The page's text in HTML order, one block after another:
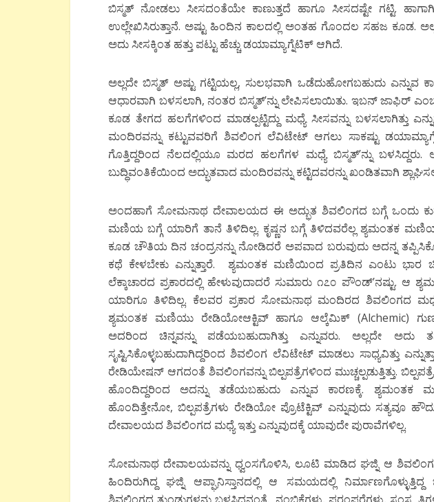
ಬಿಸ್ಮತ್ ನೋಡಲು ಸೀಸದಂತೆಯೇ ಕಾಣುತ್ತದೆ ಹಾಗೂ ಸೀಸದಷ್ಟೇ ಗಟ್ಟಿ.
ಉಲ್ಲೇಖಿಸಿರುತ್ತಾನೆ. ಅಷ್ಟು ಹಿಂದಿನ ಕಾಲದಲ್ಲಿ ಅಂತಹ ಗೊಂದಲ ಸಹಜ ಕೂಡ.
ಅದು ಸೀಸಕ್ಕಿಂತ ಹತ್ತು ಪಟ್ಟು ಹೆಚ್ಚು ಡಯಾಮ್ಯಾಗ್ನೆಟಿಕ್ ಆಗಿದೆ.
ಅಲ್ಲದೇ ಬಿಸ್ಮತ್ ಅಷ್ಟು ಗಟ್ಟಿಯಲ್ಲ, ಸುಲಭವಾಗಿ ಒಡೆದುಹೋಗಬಹುದು ಎನ್ನುವ
ಆಧಾರವಾಗಿ ಬಳಸಲಾಗಿ, ನಂತರ ಬಿಸ್ಮತ್’ನ್ನು ಲೇಪಿಸಲಾಯಿತು. ಇಬನ್ ಜಾಫಿರ್
ಕೂಡ ತೇಗದ ಹಲಗೆಗಳಿಂದ ಮಾಡಲ್ಪಟ್ಟಿದ್ದು ಮಧ್ಯೆ ಸೀಸವನ್ನು ಬಳಸಲಾಗಿತ್ತು
ಮಂದಿರವನ್ನು ಕಟ್ಟುವವರಿಗೆ ಶಿವಲಿಂಗ ಲೆವಿಟೇಟ್ ಆಗಲು ಸಾಕಷ್ಟು
ಗೊತ್ತಿದ್ದರಿಂದ ನೆಲದಲ್ಲಿಯೂ ಮರದ ಹಲಗೆಗಳ ಮಧ್ಯೆ ಬಿಸ್ಮತ್’ನ್ನು ಬಳಸಿದ್ದರು.
ಬುದ್ಧಿವಂತಿಕೆಯಿಂದ ಅದ್ಭುತವಾದ ಮಂದಿರವನ್ನು ಕಟ್ಟಿದವರನ್ನು ಖಂಡಿತವಾಗಿ
ಅಂದಹಾಗೆ ಸೋಮನಾಥ ದೇವಾಲಯದ ಈ ಅದ್ಭುತ ಶಿವಲಿಂಗದ ಬಗ್ಗೆ ಒಂದು
ಮಣಿಯ ಬಗ್ಗೆ ಯಾರಿಗೆ ತಾನೆ ತಿಳಿದಿಲ್ಲ. ಕೃಷ್ಣನ ಬಗ್ಗೆ ತಿಳಿದವರೆಲ್ಲ ಶ್ಯಮಂತಕ
ಕೂಡ ಚೌತಿಯ ದಿನ ಚಂದ್ರನನ್ನು ನೋಡಿದರೆ ಅಪವಾದ ಬರುವುದು ಅದನ್ನ
ಕಥೆ ಕೇಳಬೇಕು ಎನ್ನುತ್ತಾರೆ. ಶ್ಯಮಂತಕ ಮಣಿಯಿಂದ ಪ್ರತಿದಿನ ಎಂಟು ಭಾರ
ಲೆಕ್ಕಾಚಾರದ ಪ್ರಕಾರದಲ್ಲಿ ಹೇಳುವುದಾದರೆ ಸುಮಾರು ೧೭೦ ಪೌಂಡ್’ನಷ್ಟು.
ಯಾರಿಗೂ ತಿಳಿದಿಲ್ಲ. ಕೆಲವರ ಪ್ರಕಾರ ಸೋಮನಾಥ ಮಂದಿರದ ಶಿವಲಿಂಗದ ಮಧ್ಯೆ
ಶ್ಯಮಂತಕ ಮಣಿಯು ರೇಡಿಯೋಆಕ್ಟಿವ್ ಹಾಗೂ ಆಲ್ಕೆಮಿಕ್ (Alchemic)
ಅದರಿಂದ ಚಿನ್ನವನ್ನು ಪಡೆಯಬಹುದಾಗಿತ್ತು ಎನ್ನುವರು. ಅಲ್ಲದೇ ಅದು
ಸೃಷ್ಟಿಸಿಕೊಳ್ಳಬಹುದಾಗಿದ್ದರಿಂದ ಶಿವಲಿಂಗ ಲೆವಿಟೇಟ್ ಮಾಡಲು ಸಾಧ್ಯವಿತ್ತು
ರೇಡಿಯೇಷನ್ ಆಗದಂತೆ ಶಿವಲಿಂಗವನ್ನು ಬಿಲ್ಪಪತ್ರೆಗಳಿಂದ ಮುಚ್ಚಲ್ಪಡುತ್ತಿತ್ತು.
ಹೊಂದಿದ್ದರಿಂದ ಅದನ್ನು ತಡೆಯಬಹುದು ಎನ್ನುವ ಕಾರಣಕ್ಕೆ. ಶ್ಯಮಂತಕ
ಹೊಂದಿತ್ತೇನೋ, ಬಿಲ್ಪಪತ್ರೆಗಳು ರೇಡಿಯೋ ಪ್ರೊಟೆಕ್ಟಿವ್ ಎನ್ನುವುದು
ದೇವಾಲಯದ ಶಿವಲಿಂಗದ ಮಧ್ಯೆ ಇತ್ತು ಎನ್ನುವುದಕ್ಕೆ ಯಾವುದೇ ಪುರಾವೆಗಳಿಲ್ಲ.
ಸೋಮನಾಥ ದೇವಾಲಯವನ್ನು ಧ್ವಂಸಗೊಳಿಸಿ, ಲೂಟಿ ಮಾಡಿದ ಘಜ್ನಿ ಆ
ಹಿಂದಿರುಗಿದ್ದ ಘಜ್ನಿ ಆಪ್ಘಾನಿಸ್ತಾನದಲ್ಲಿ ಆ ಸಮಯದಲ್ಲಿ